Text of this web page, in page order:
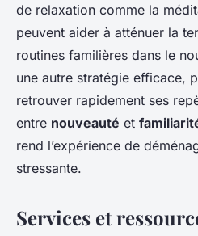
de relaxation comme la
peuvent aider à atténuer la
routines familières dans le
une autre stratégie efficace,
retrouver rapidement ses
entre nouveauté et
rend l’expérience de
stressante.
Services et